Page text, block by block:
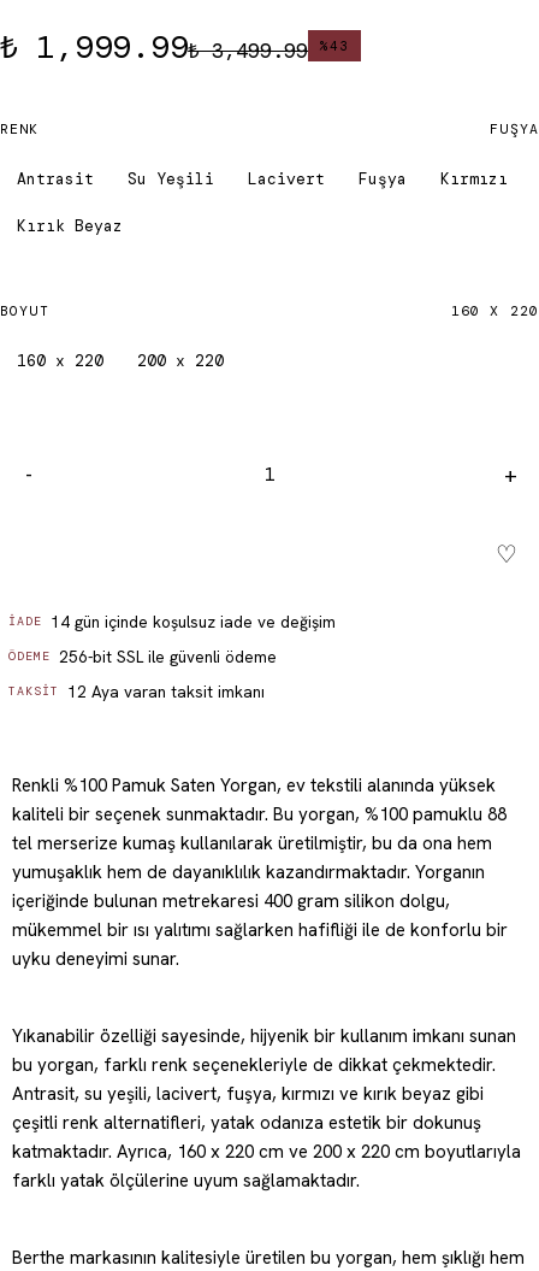
₺ 1,999.99₺ 3,499.99 %43
RENK FUŞYA
Antrasit Su Yeşili Lacivert Fuşya Kırmızı
Kırık Beyaz
BOYUT 160 X 220
160 x 220 200 x 220
- +
♡
İADE 14 gün içinde koşulsuz iade ve değişim
ÖDEME 256-bit SSL ile güvenli ödeme
TAKSIT 12 Aya varan taksit imkanı
Renkli %100 Pamuk Saten Yorgan, ev tekstili alanında yüksek
kaliteli bir seçenek sunmaktadır. Bu yorgan, %100 pamuklu 88
tel merserize kumaş kullanılarak üretilmiştir, bu da ona hem
yumuşaklık hem de dayanıklılık kazandırmaktadır. Yorganın
içeriğinde bulunan metrekaresi 400 gram silikon dolgu,
mükemmel bir ısı yalıtımı sağlarken hafifliği ile de konforlu bir
uyku deneyimi sunar.
Yıkanabilir özelliği sayesinde, hijyenik bir kullanım imkanı sunan
bu yorgan, farklı renk seçenekleriyle de dikkat çekmektedir.
Antrasit, su yeşili, lacivert, fuşya, kırmızı ve kırık beyaz gibi
çeşitli renk alternatifleri, yatak odanıza estetik bir dokunuş
katmaktadır. Ayrıca, 160 x 220 cm ve 200 x 220 cm boyutlarıyla
farklı yatak ölçülerine uyum sağlamaktadır.
Berthe markasının kalitesiyle üretilen bu yorgan, hem şıklığı hem